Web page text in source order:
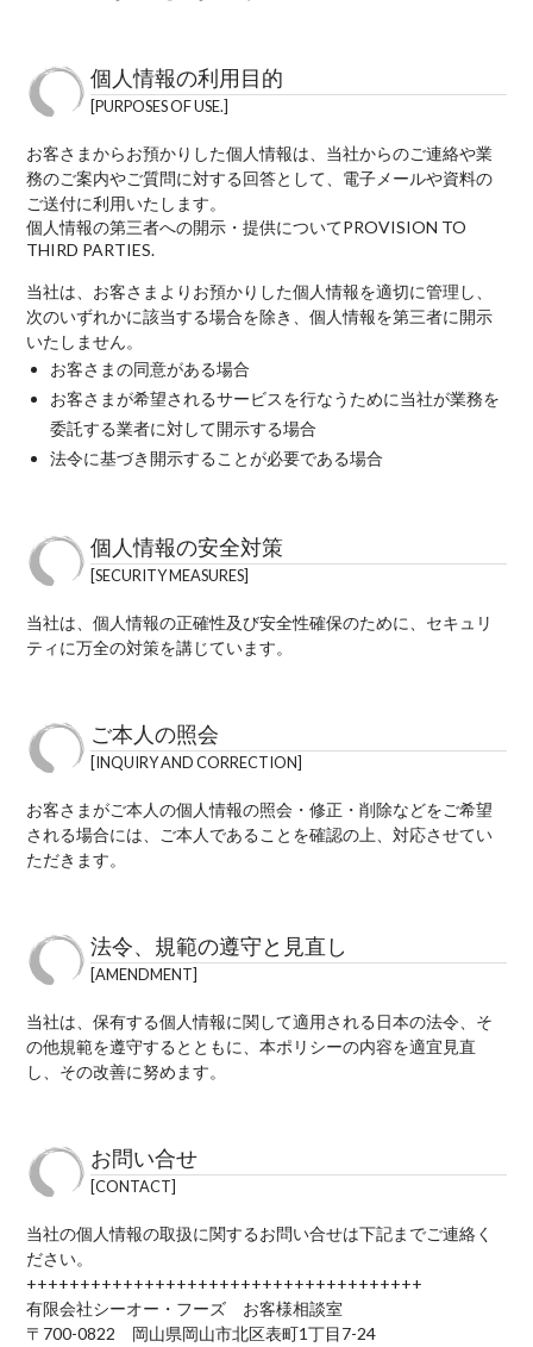
個人情報の利用目的
PURPOSES OF USE.
お客さまからお預かりした個人情報は、当社からのご連絡や業
務のご案内やご質問に対する回答として、電子メールや資料の
ご送付に利用いたします。
個人情報の第三者への開示・提供についてPROVISION TO
THIRD PARTIES.
当社は、お客さまよりお預かりした個人情報を適切に管理し、
次のいずれかに該当する場合を除き、個人情報を第三者に開示
いたしません。
お客さまの同意がある場合
お客さまが希望されるサービスを行なうために当社が業務を
委託する業者に対して開示する場合
法令に基づき開示することが必要である場合
個人情報の安全対策
SECURITY MEASURES
当社は、個人情報の正確性及び安全性確保のために、セキュリ
ティに万全の対策を講じています。
ご本人の照会
INQUIRY AND CORRECTION
お客さまがご本人の個人情報の照会・修正・削除などをご希望
される場合には、ご本人であることを確認の上、対応させてい
ただきます。
法令、規範の遵守と見直し
AMENDMENT
当社は、保有する個人情報に関して適用される日本の法令、そ
の他規範を遵守するとともに、本ポリシーの内容を適宜見直
し、その改善に努めます。
お問い合せ
CONTACT
当社の個人情報の取扱に関するお問い合せは下記までご連絡く
ださい。
+++++++++++++++++++++++++++++++++++++
有限会社シーオー・フーズ お客様相談室
〒700-0822 岡山県岡山市北区表町1丁目7-24